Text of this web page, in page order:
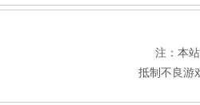
注：本
抵制不良游